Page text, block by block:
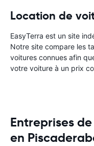
Location de
EasyTerra est un site
Notre site compare les
voitures connues afin
votre voiture à un prix
Entreprises
en